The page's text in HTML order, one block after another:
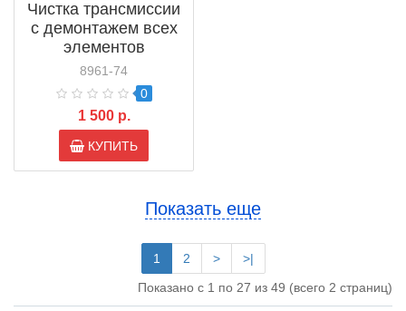
Чистка трансмиссии
с демонтажем всех
элементов
8961-74
0
1 500 р.
КУПИТЬ
Показать еще
1 2 >
>|
Показано с 1 по 27 из 49 (всего 2 страниц)